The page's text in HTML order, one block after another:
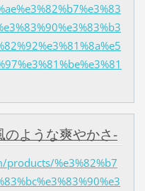
のような爽やかさ-
%e3%82%b7